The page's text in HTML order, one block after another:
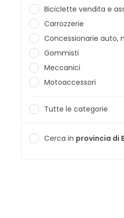
Biciclette vendita e
Carrozzerie
Concessionarie auto,
Gommisti
Meccanici
Motoaccessori
Tutte le categorie
Cerca in provincia di